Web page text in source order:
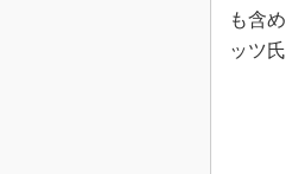
も含
ッツ氏